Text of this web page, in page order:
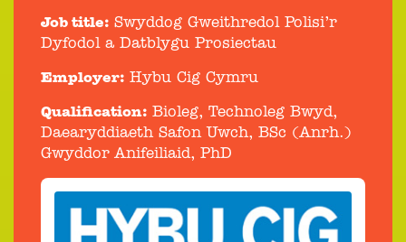
Job title: Swyddog Gweithredol Polisi’r
Dyfodol a Datblygu Prosiectau
Employer: Hybu Cig Cymru
Qualification: Bioleg, Technoleg Bwyd,
Daearyddiaeth Safon Uwch, BSc (Anrh.)
Gwyddor Anifeiliaid, PhD